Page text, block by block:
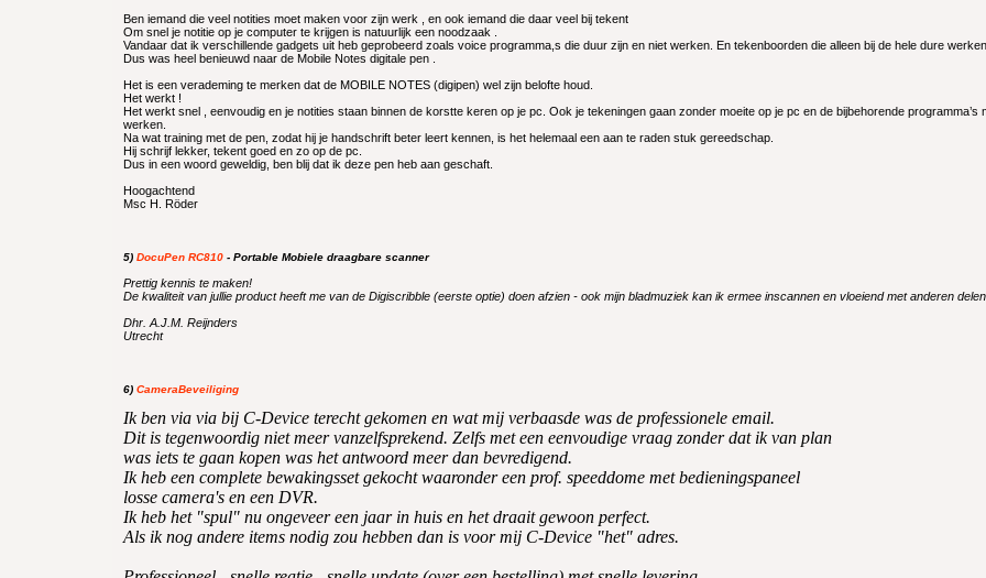
Ben iemand die veel notities moet maken voor zijn werk , en ook iemand die daar veel bij tekent
Om snel je notitie op je computer te krijgen is natuurlijk een noodzaak .
Vandaar dat ik verschillende gadgets uit heb geprobeerd zoals voice programma,s die duur zijn en niet werken. En tekenboorden die alleen bij de hele dure
Dus was heel benieuwd naar de Mobile Notes digitale pen .
Het is een verademing te merken dat de MOBILE NOTES (digipen) wel zijn belofte houd.
Het werkt !
Het werkt snel , eenvoudig en je notities staan binnen de korstte keren op je pc. Ook je tekeningen gaan zonder moeite op je pc en de bijbehorende
werken.
Na wat training met de pen, zodat hij je handschrift beter leert kennen, is het helemaal een aan te raden stuk gereedschap.
Hij schrijf lekker, tekent goed en zo op de pc.
Dus in een woord geweldig, ben blij dat ik deze pen heb aan geschaft.
Hoogachtend
Msc H. Röder
5) DocuPen RC810 - Portable Mobiele draagbare scanner
Prettig kennis te maken!
De kwaliteit van jullie product heeft me van de Digiscribble (eerste optie) doen afzien - ook mijn bladmuziek kan ik ermee inscannen en vloeiend met anderen
Dhr. A.J.M. Reijnders
Utrecht
6) CameraBeveiliging
Ik ben via via bij C-Device terecht gekomen en wat mij verbaasde was de professionele email.
Dit is tegenwoordig niet meer vanzelfsprekend. Zelfs met een eenvoudige vraag zonder dat ik van plan
was iets te gaan kopen was het antwoord meer dan bevredigend.
Ik heb een complete bewakingsset gekocht waaronder een prof. speeddome met bedieningspaneel
losse camera's en een DVR.
Ik heb het "spul" nu ongeveer een jaar in huis en het draait gewoon perfect.
Als ik nog andere items nodig zou hebben dan is voor mij C-Device "het" adres.